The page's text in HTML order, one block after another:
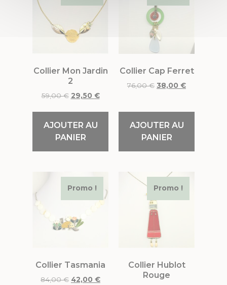
Collier Mon Jardin
2
59,00€ 29,50 €
AJOUTER AU
PANIER
Collier Cap Ferret
76,00€ 38,00 €
AJOUTER AU
PANIER
Promo !
Collier Tasmania
84,00€ 42,00 €
Promo !
Collier Hublot
Rouge